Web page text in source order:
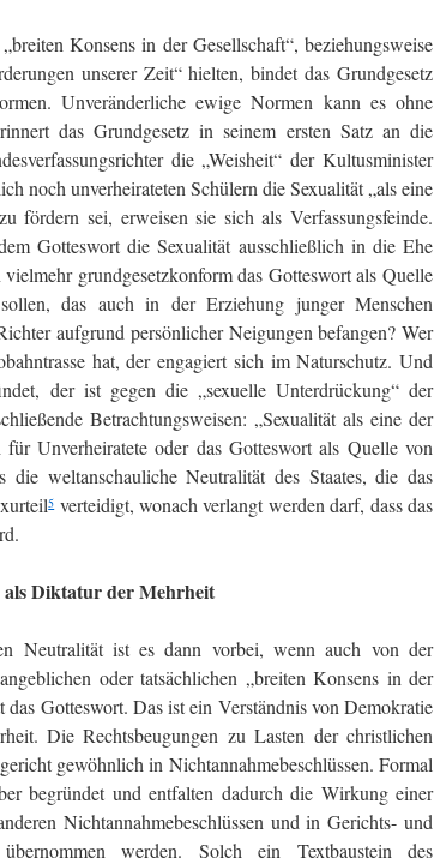
Konsens in der Gesellschaft“, be­ziehungsweise
unserer Zeit“ hielten, bin­det das Grundgesetz
Unveränderliche ewige Normen kann es ohne
das Grundgesetz in seinem ersten Satz an die
die „Weisheit“ der Kultusminister
noch un­verheirateten Schülern die Sexualität „als eine
fördern sei, erweisen sie sich als Verfassungsfeinde.
Gotteswort die Sexualität ausschließlich in die Ehe
grundgesetzkonform das Gotteswort als Quelle
das auch in der Erziehung junger Menschen
aufgrund persönlicher Neigungen befangen? Wer
hat, der engagiert sich im Naturschutz. Und
der ist gegen die „sexuelle Unterdrückung“ der
Betrachtungsweisen: „Sexualität als eine der
Unverheiratete oder das Gotteswort als Quelle von
weltanschauliche Neutralität des Staates, die das
5verteidigt, wonach ver­langt werden darf, dass das
Diktatur der Mehrheit
Neutralität ist es dann vorbei, wenn auch von der
oder tatsächlichen „breiten Konsens in der
das Gotteswort. Das ist ein Ver­ständnis von Demokratie
Die Rechtsbeu­gun­gen zu Lasten der christlichen
ge­wöhn­lich in Nichtannahmebeschlüssen. Formal
be­gründet und entfalten dadurch die Wirkung einer
Nichtannahmebeschlüssen und in Gerichts- und
übernommen werden. Solch ein Textbaustein des